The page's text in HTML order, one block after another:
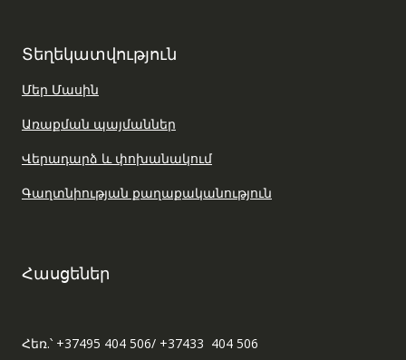
Տեղեկատվություն
Մեր Մասին
Առաքման պայմաններ
Վերադարձ և փոխանակում
Գաղտնիության քաղաքականություն
Հասցեներ
Հեռ.՝ +37495 404 506/ +37433 404 506